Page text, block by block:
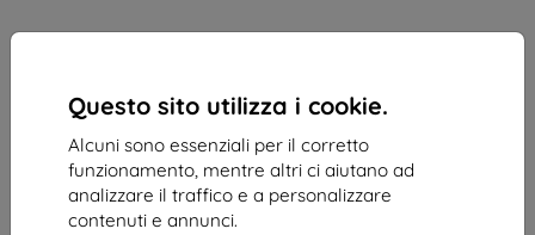
Questo sito utilizza i cookie.
Alcuni sono essenziali per il corretto
funzionamento, mentre altri ci aiutano ad
analizzare il traffico e a personalizzare
contenuti e annunci.